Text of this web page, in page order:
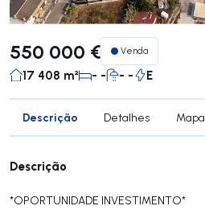
550 000 € Venda
17 408 m² - - - - E
Descrição Detalhes Mapa
Descrição
*OPORTUNIDADE INVESTIMENTO*